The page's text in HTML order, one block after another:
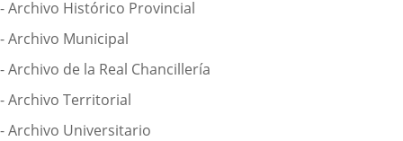
- Archivo Histórico Provincial
- Archivo Municipal
- Archivo de la Real Chancillería
- Archivo Territorial
- Archivo Universitario